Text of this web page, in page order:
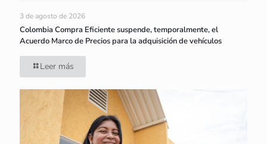
3 de agosto de 2026
Colombia Compra Eficiente suspende, temporalmente, el
Acuerdo Marco de Precios para la adquisición de vehículos
Leer más